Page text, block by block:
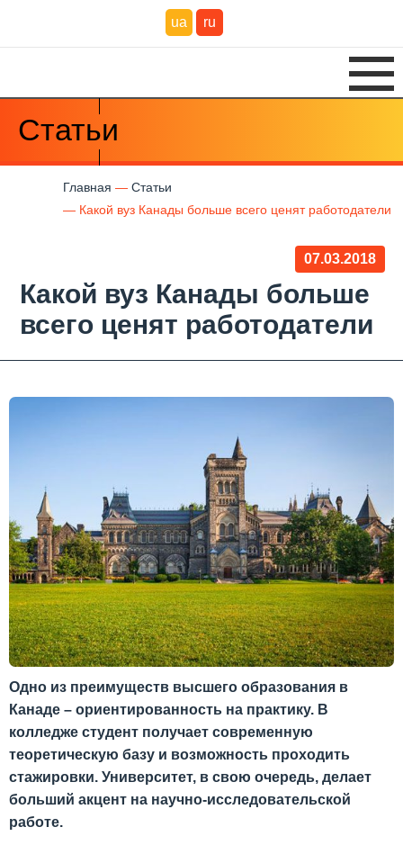
ua ru
Статьи
Главная
Статьи
Какой вуз Канады больше всего ценят работодатели
Какой вуз Канады больше
всего ценят работодатели
07.03.2018
Одно из преимуществ высшего образования в
Канаде – ориентированность на практику. В
колледже студент получает современную
теоретическую базу и возможность проходить
стажировки. Университет, в свою очередь, делает
больший акцент на научно-исследовательской
работе.